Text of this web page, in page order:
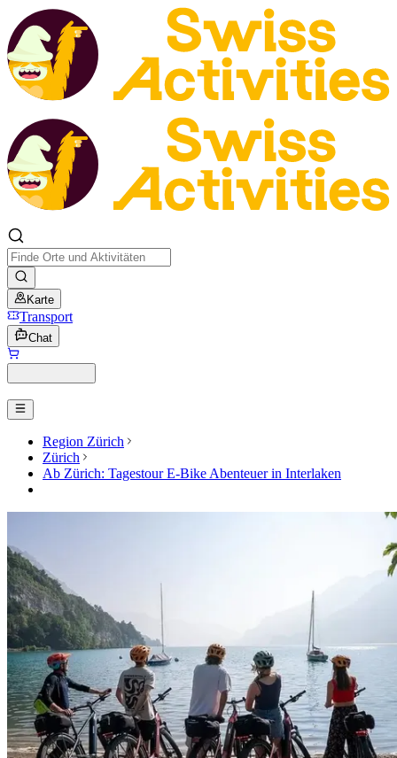
Karte
Transport
Chat
Region Zürich
Zürich
Ab Zürich: Tagestour E-Bike Abenteuer in Interlaken